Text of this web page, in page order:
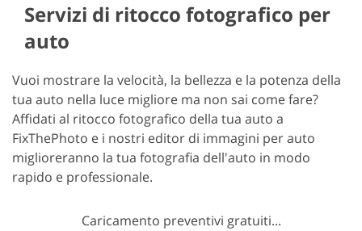
Servizi di ritocco fotografico per
auto
Vuoi mostrare la velocità, la bellezza e la potenza della
tua auto nella luce migliore ma non sai come fare?
Affidati al ritocco fotografico della tua auto a
FixThePhoto e i nostri editor di immagini per auto
miglioreranno la tua fotografia dell'auto in modo
rapido e professionale.
Caricamento preventivi gratuiti...